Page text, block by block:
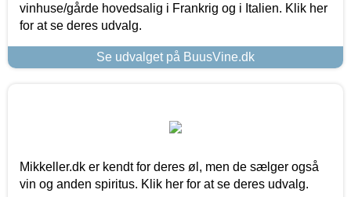
vinhuse/gårde hovedsalig i Frankrig og i Italien. Klik her
for at se deres udvalg.
Se udvalget på BuusVine.dk
Mikkeller.dk er kendt for deres øl, men de sælger også
vin og anden spiritus. Klik her for at se deres udvalg.